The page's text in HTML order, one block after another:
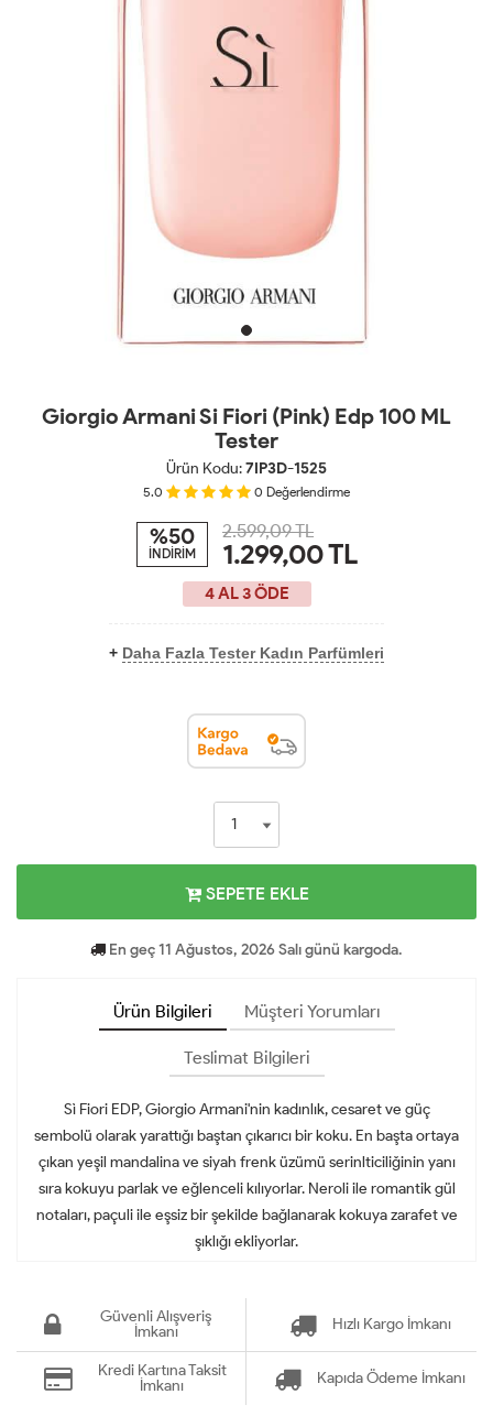
Giorgio Armani Si Fiori (Pink) Edp 100 ML
Tester
Ürün Kodu:7IP3D-1525
5.0 0 Değerlendirme
%50
İNDİRİM
2.599,09 TL
1.299,00TL
4 AL 3 ÖDE
+ Daha Fazla Tester Kadın Parfümleri
SEPETE EKLE
En geç 11 Ağustos, 2026 Salı günü kargoda.
Ürün Bilgileri Müşteri Yorumları
Teslimat Bilgileri
Sì Fiori EDP, Giorgio Armani'nin kadınlık, cesaret ve güç
sembolü olarak yarattığı baştan çıkarıcı bir koku. En başta ortaya
çıkan yeşil mandalina ve siyah frenk üzümü serinlticiliğinin yanı
sıra kokuyu parlak ve eğlenceli kılıyorlar. Neroli ile romantik gül
notaları, paçuli ile eşsiz bir şekilde bağlanarak kokuya zarafet ve
şıklığı ekliyorlar.
Güvenli Alışveriş
İmkanı
Hızlı Kargo İmkanı
Kredi Kartına Taksit
İmkanı
Kapıda Ödeme İmkanı